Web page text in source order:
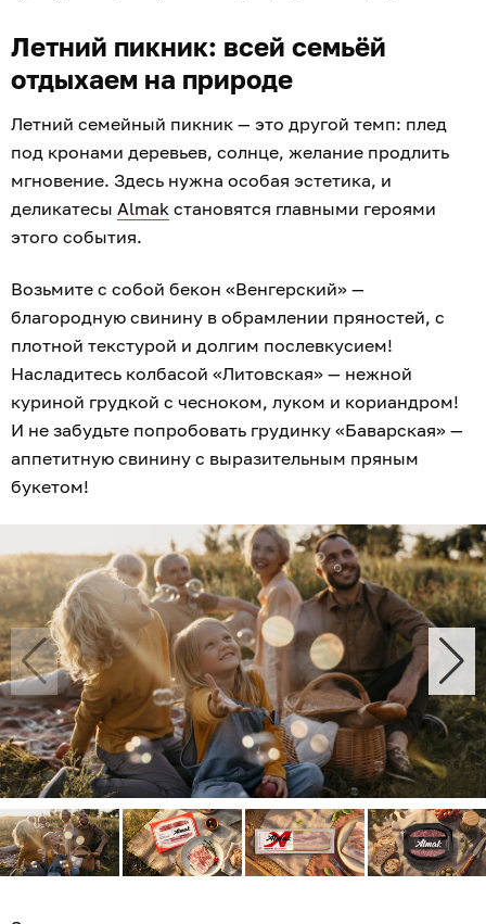
Летний пикник: всей семьёй
отдыхаем на природе
Летний семейный пикник — это другой темп: плед
под кронами деревьев, солнце, желание продлить
мгновение. Здесь нужна особая эстетика, и
деликатесы Almak становятся главными героями
этого события.
Возьмите с собой бекон «Венгерский» —
благородную свинину в обрамлении пряностей, с
плотной текстурой и долгим послевкусием!
Насладитесь колбасой «Литовская» — нежной
куриной грудкой с чесноком, луком и кориандром!
И не забудьте попробовать грудинку «Баварская» —
аппетитную свинину с выразительным пряным
букетом!